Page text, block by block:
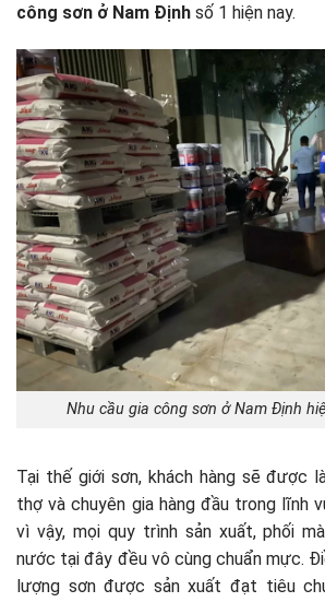
công sơn ở Nam Định số 1 hiện nay.
Nhu cầu gia công sơn ở Nam Định
Tại thế giới sơn, khách hàng sẽ được
thợ và chuyên gia hàng đầu trong lĩnh
vì vậy, mọi quy trình sản xuất, phối
nước tại đây đều vô cùng chuẩn mực.
lượng sơn được sản xuất đạt tiêu